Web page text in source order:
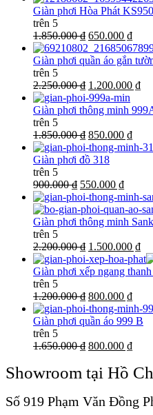
Giàn phơi Hòa Phát KS950
trên 5
1.850.000 ₫ 650.000 ₫
Giàn phơi quần áo gắn
trên 5
2.250.000 ₫ 1.200.000 ₫
Giàn phơi thông minh
trên 5
1.850.000 ₫ 850.000 ₫
Giàn phơi đồ 318
trên 5
900.000 ₫ 550.000 ₫
Giàn phơi thông minh
trên 5
2.200.000 ₫ 1.500.000 ₫
Giàn phơi xếp ngang
trên 5
1.200.000 ₫ 800.000 ₫
Giàn phơi quần áo 999 B
trên 5
1.650.000 ₫ 800.000 ₫
Showroom tại Hồ
Số 919 Phạm Văn Đồng